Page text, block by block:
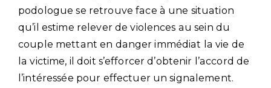
podologue se retrouve face à une situation
qu’il estime relever de violences au sein du
couple mettant en danger immédiat la vie de
la victime, il doit s’efforcer d’obtenir l’accord de
l’intéressée pour effectuer un signalement.